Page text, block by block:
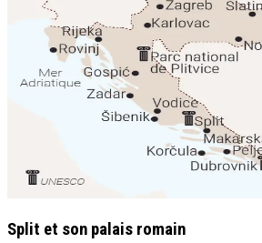
Split et son palais romain